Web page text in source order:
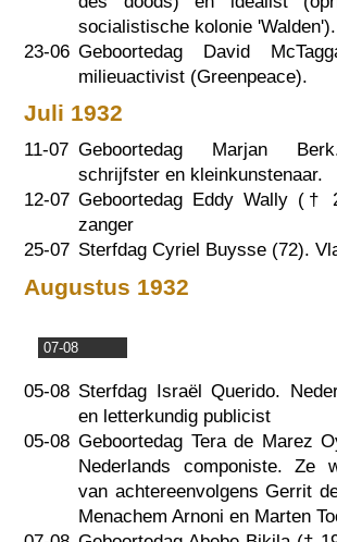
socialistische kolonie 'Walden').
23-06 Geboortedag David
milieuactivist (Greenpeace).
Juli 1932
11-07 Geboortedag Marjan
schrijfster en kleinkunstenaar.
12-07 Geboortedag Eddy Wally (†
zanger
25-07 Sterfdag Cyriel Buysse (72).
Augustus 1932
07-08
05-08 Sterfdag Israël Querido.
en letterkundig publicist
05-08 Geboortedag Tera de Marez
Nederlands componiste. Ze
van achtereenvolgens Gerrit
Menachem Arnoni en Marten